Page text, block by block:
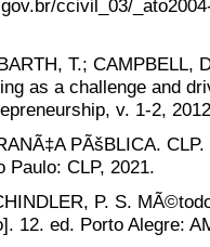
ccivil_03/
T.; CAMPBELL,
as a challenge and
v. 1-2,
PÃšBLICA.
Paulo: CLP, 2021.
P. S.
12. ed. Porto Alegre: